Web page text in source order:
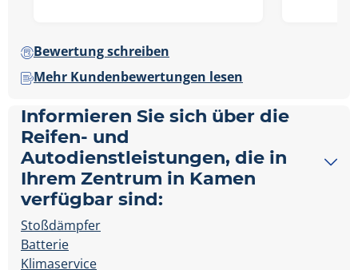
Bewertung schreiben
Mehr Kundenbewertungen lesen
Informieren Sie sich über die
Reifen- und
Autodienstleistungen, die in
Ihrem Zentrum in Kamen
verfügbar sind:
Stoßdämpfer
Batterie
Klimaservice